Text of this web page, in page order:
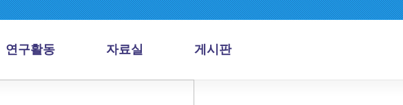
연구활동 자료실 게시판